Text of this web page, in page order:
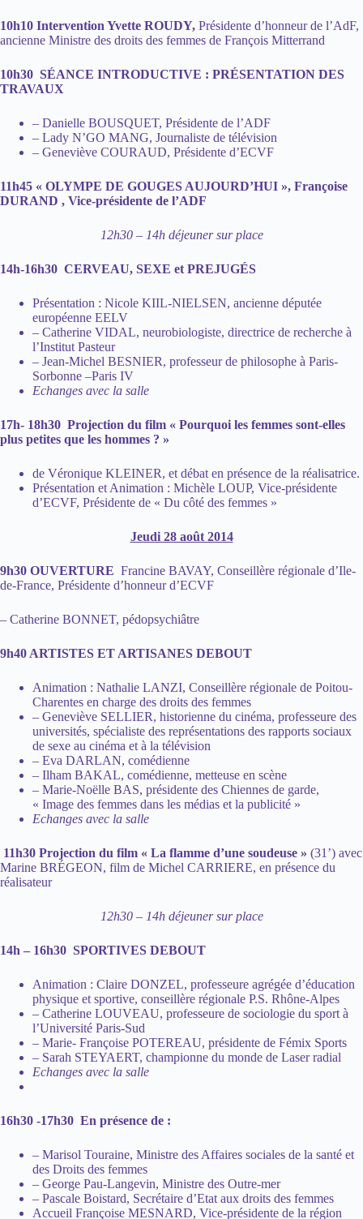
10h10 Intervention Yvette ROUDY, Présidente d’honneur de l’AdF,
ancienne Ministre des droits des femmes de François Mitterrand
10h30 SÉANCE INTRODUCTIVE : PRÉSENTATION DES
TRAVAUX
– Danielle BOUSQUET, Présidente de l’ADF
– Lady N’GO MANG, Journaliste de télévision
– Geneviève COURAUD, Présidente d’ECVF
11h45 « OLYMPE DE GOUGES AUJOURD’HUI », Françoise
DURAND , Vice-présidente de l’ADF
12h30 – 14h déjeuner sur place
14h-16h30 CERVEAU, SEXE et PREJUGÉS
Présentation : Nicole KIIL-NIELSEN, ancienne députée
européenne EELV
– Catherine VIDAL, neurobiologiste, directrice de recherche à
l’Institut Pasteur
– Jean-Michel BESNIER, professeur de philosophe à Paris-
Sorbonne –Paris IV
Echanges avec la salle
17h- 18h30 Projection du film « Pourquoi les femmes sont-elles
plus petites que les hommes ? »
de Véronique KLEINER, et débat en présence de la réalisatrice.
Présentation et Animation : Michèle LOUP, Vice-présidente
d’ECVF, Présidente de « Du côté des femmes »
Jeudi 28 août 2014
9h30 OUVERTURE Francine BAVAY, Conseillère régionale d’Ile-
de-France, Présidente d’honneur d’ECVF
– Catherine BONNET, pédopsychiâtre
9h40 ARTISTES ET ARTISANES DEBOUT
Animation : Nathalie LANZI, Conseillère régionale de Poitou-
Charentes en charge des droits des femmes
– Geneviève SELLIER, historienne du cinéma, professeure des
universités, spécialiste des représentations des rapports sociaux
de sexe au cinéma et à la télévision
– Eva DARLAN, comédienne
– Ilham BAKAL, comédienne, metteuse en scène
– Marie-Noëlle BAS, présidente des Chiennes de garde,
« Image des femmes dans les médias et la publicité »
Echanges avec la salle
11h30 Projection du film « La flamme d’une soudeuse » (31’) avec
Marine BRÉGEON, film de Michel CARRIERE, en présence du
réalisateur
12h30 – 14h déjeuner sur place
14h – 16h30 SPORTIVES DEBOUT
Animation : Claire DONZEL, professeure agrégée d’éducation
physique et sportive, conseillère régionale P.S. Rhône-Alpes
– Catherine LOUVEAU, professeure de sociologie du sport à
l’Université Paris-Sud
– Marie- Françoise POTEREAU, présidente de Fémix Sports
– Sarah STEYAERT, championne du monde de Laser radial
Echanges avec la salle
16h30 -17h30 En présence de :
– Marisol Touraine, Ministre des Affaires sociales de la santé et
des Droits des femmes
– George Pau-Langevin, Ministre des Outre-mer
– Pascale Boistard, Secrétaire d’Etat aux droits des femmes
Accueil Françoise MESNARD, Vice-présidente de la région